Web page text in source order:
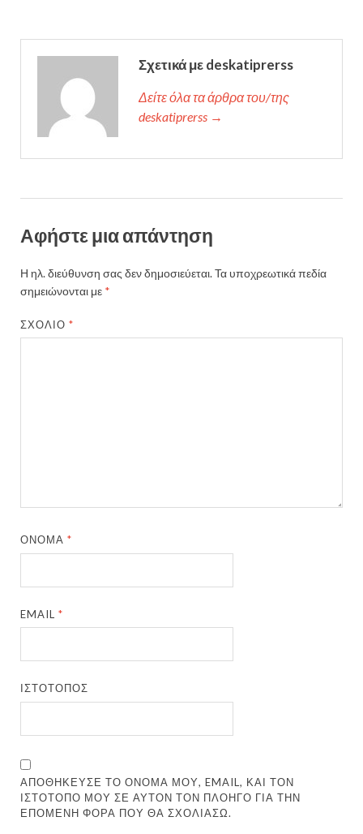
Σχετικά με deskatiprerss
Δείτε όλα τα άρθρα του/της
deskatiprerss →
Αφήστε μια απάντηση
Η ηλ. διεύθυνση σας δεν δημοσιεύεται.Τα υποχρεωτικά πεδία
σημειώνονται με *
ΣΧΌΛΙΟ*
ΌΝΟΜΑ*
EMAIL*
ΙΣΤΌΤΟΠΟΣ
ΑΠΟΘΉΚΕΥΣΕ ΤΟ ΌΝΟΜΆ ΜΟΥ, EMAIL, ΚΑΙ ΤΟΝ
ΙΣΤΌΤΟΠΟ ΜΟΥ ΣΕ ΑΥΤΌΝ ΤΟΝ ΠΛΟΗΓΌ ΓΙΑ ΤΗΝ
ΕΠΌΜΕΝΗ ΦΟΡΆ ΠΟΥ ΘΑ ΣΧΟΛΙΆΣΩ.